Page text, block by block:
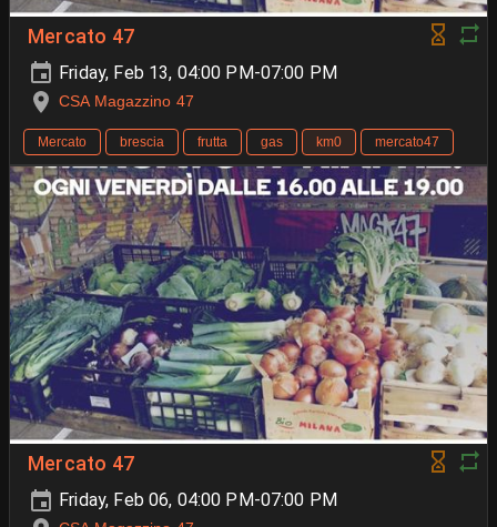
Mercato 47
Friday, Feb 13, 04:00 PM-07:00 PM
CSA Magazzino 47
Mercato brescia frutta gas km0 mercato47
Mercato 47
Friday, Feb 06, 04:00 PM-07:00 PM